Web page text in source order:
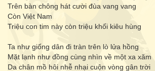
Trên bàn chông hát cười đùa vang vang
Còn Việt Nam
Triệu con tim này còn triệu khối kiêu hùng
Ta như giống dân đi tràn trên lò lửa hồng
Mặt lạnh như đồng cùng nhìn về một xa xăm
Da chân mồ hôi nhễ nhại cuộn vòng gân trời